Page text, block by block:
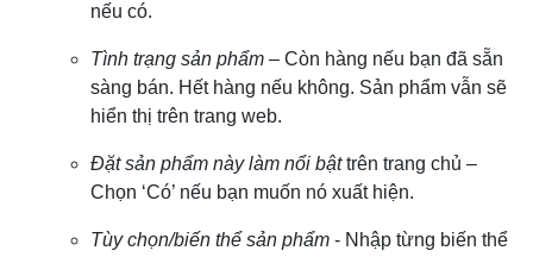
nếu có.
Tình trạng sản phẩm – Còn hàng nếu bạn đã sẵn
sàng bán. Hết hàng nếu không. Sản phẩm vẫn sẽ
hiển thị trên trang web.
Đặt sản phẩm này làm nổi bậttrên trang chủ –
Chọn ‘Có’ nếu bạn muốn nó xuất hiện.
Tùy chọn/biến thể sản phẩm - Nhập từng biến thể